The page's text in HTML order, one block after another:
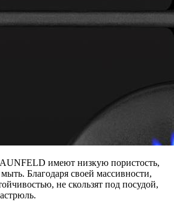
имеют низкую пористость,
Благодаря своей массивности,
не скользят под посудой,